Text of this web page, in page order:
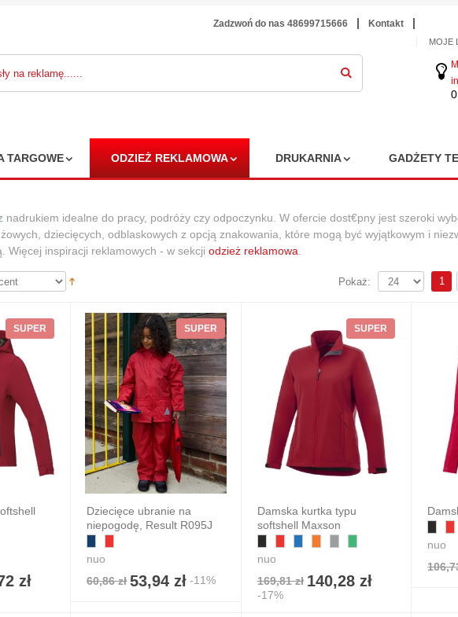
Zadzwoń do nas 48699715666 Kontakt
MOJE
0
TARGOWE ODZIEŻ REKLAMOWA DRUKARNIA GADŻETY
nadrukiem idealne do pracy, podróży czy odpoczynku. W ofercie dost€pny jest szeroki
dziecięcych, odblaskowych z opcją znakowania, które mogą być wyjątkowym i
Więcej inspiracji reklamowych - w sekcji odzież reklamowa
1
Pokaż:
SUPER
zł
SUPER
Dziecięce ubranie na
niepogodę, Result R095J
nuo
60,86 zł 53,94 zł -11%
SUPER
Damska kurtka typu
softshell Maxson
nuo
169,81 zł 140,28 zł
-17%
nuo